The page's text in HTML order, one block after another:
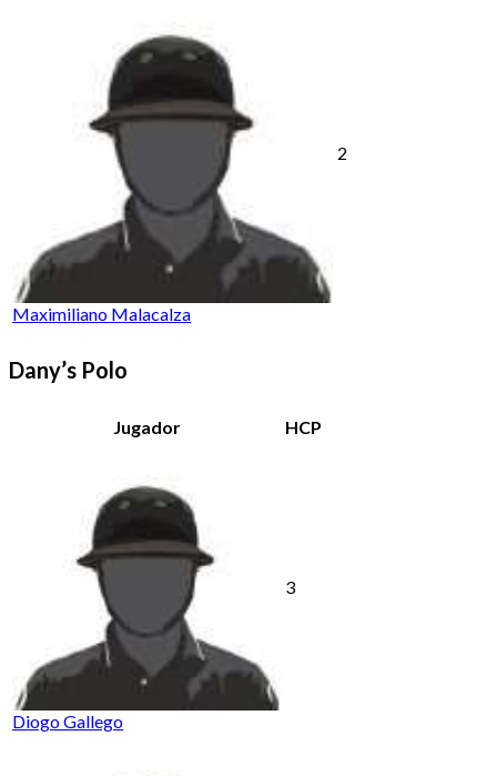
Maximiliano Malacalza
2
Dany’s Polo
Jugador HCP
Diogo Gallego
3